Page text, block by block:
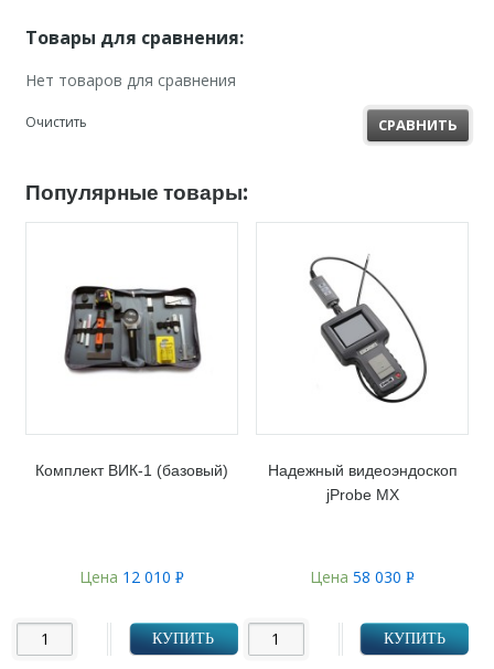
Товары для сравнения:
Нет товаров для сравнения
Очистить СРАВНИТЬ
Популярные товары:
Комплект ВИК-1 (базовый)
Цена 12 010 Р
КУПИТЬ
Надежный видеоэндоскоп
jProbe MX
Цена58 030Р
КУПИТЬ